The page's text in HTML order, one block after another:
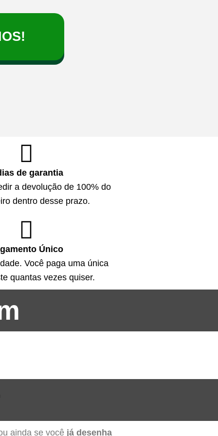
de garantia
a devolução de 100% do
dentro desse prazo.
Único
Você paga uma única
quantas vezes quiser.
ainda se você já desenha